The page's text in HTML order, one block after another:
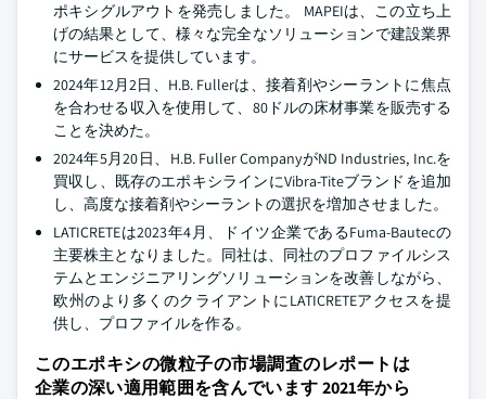
ポキシグルアウトを発売しました。 MAPEIは、この立ち上
げの結果として、様々な完全なソリューションで建設業界
にサービスを提供しています。
2024年12月2日、H.B. Fullerは、接着剤やシーラントに焦点
を合わせる収入を使用して、80ドルの床材事業を販売する
ことを決めた。
2024年5月20日、H.B. Fuller CompanyがND Industries, Inc.を
買収し、既存のエポキシラインにVibra-Titeブランドを追加
し、高度な接着剤やシーラントの選択を増加させました。
LATICRETEは2023年4月、ドイツ企業であるFuma-Bautecの
主要株主となりました。同社は、同社のプロファイルシス
テムとエンジニアリングソリューションを改善しながら、
欧州のより多くのクライアントにLATICRETEアクセスを提
供し、プロファイルを作る。
このエポキシの微粒子の市場調査のレポートは
企業の深い適用範囲を含んでいます 2021年から